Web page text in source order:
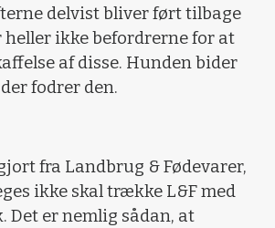
delvist bliver ført tilbage
heller ikke befordrerne for at
af disse. Hunden bider
fodrer den.
fra Landbrug & Fødevarer,
ikke skal trække L&F med
Det er nemlig sådan, at